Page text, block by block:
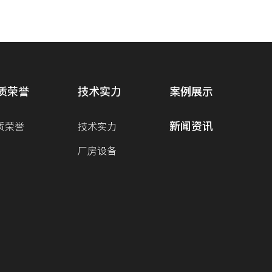
荣誉
荣誉
技术实力
技术实力
厂房设备
案例展示
新闻资讯